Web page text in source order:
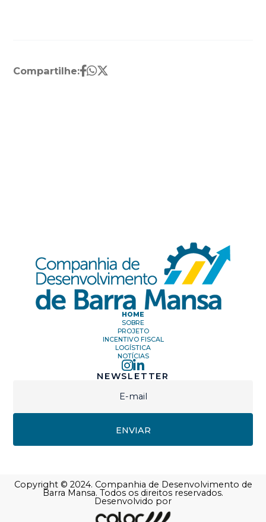
Compartilhe:
HOME
SOBRE
PROJETO
INCENTIVO FISCAL
LOGÍSTICA
NOTÍCIAS
NEWSLETTER
Copyright © 2024. Companhia de Desenvolvimento de
Barra Mansa. Todos os direitos reservados.
Desenvolvido por